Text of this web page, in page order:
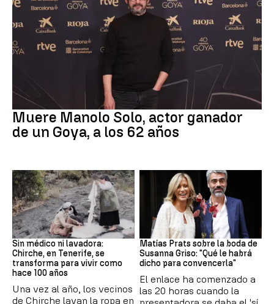
Actor
Muere Manolo Solo, actor ganador
de un Goya, a los 62 años
Canarias
Sin médico ni lavadora:
Chirche, en Tenerife, se
transforma para vivir como
hace 100 años
Una vez al año, los vecinos
de Chirche lavan la ropa en
Boda
Matías Prats sobre la boda de
Susanna Griso: "Qué le habrá
dicho para convencerla"
El enlace ha comenzado a
las 20 horas cuando la